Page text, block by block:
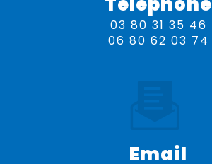
03 80 31 35 46
06 80 62 03 74
Email